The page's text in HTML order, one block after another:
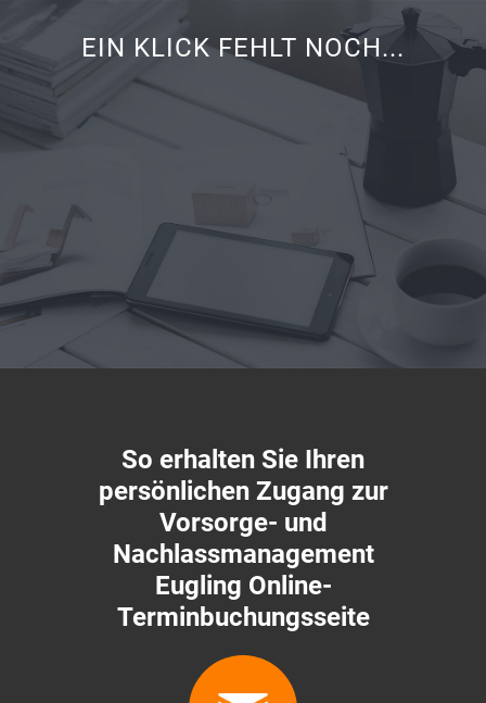
EIN KLICK FEHLT NOCH...
So erhalten Sie Ihren
persönlichen Zugang zur
Vorsorge- und
Nachlassmanagement
Eugling Online-
Terminbuchungsseite